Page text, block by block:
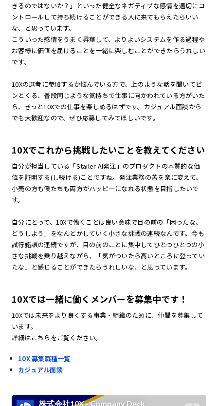
きるのではないか？」といった健全なネガティブな感情を適切にコ
ントロールして持ち続けることができる人に来てもらえたらいい
な、と思っています。
こういった感情をうまく昇華して、よりよいシステムを作る過程や
お客様に価値を届けることを一緒に楽しむことができたらうれしい
です。
10Xの選考に参加するか悩んでいる方で、上のような話を聞いてピ
ンとくる、普段同じような気持ちで仕事に向かわれている方がいた
ら、きっと10Xでの仕事を楽しめるはずです。カジュアル面談から
でも大歓迎なので、ぜひ応募してみてほしいです。
10Xでこれから挑戦したいことを教えてください
自分が担当している「Stailer AI発注」のプロダクトの本質的な価
値を証明する(し続ける)ことですね。発注業務の苦を楽に変えて、
小売の方も僕たちも両方がハッピーになれる状態を目指したいで
す。
自分にとって、10Xで働くことは良い意味で目の前の「困ったな、
どうしよう」をなんとかしていく小さな挑戦の連続なんです。今も
試行錯誤の連続ですが、目の前のことに集中してひとつひとつの小
さな挑戦を乗り越えながら、「気がついたら高いところに登ってい
たな」と感じることができたらうれしいな、と思っています。
10Xでは一緒に働くメンバーを募集中です！
10Xでは未来をより良くする事業・組織のために、仲間を募集して
います。
詳細はこちらをご覧ください。
10X 募集職種一覧
カジュアル面談